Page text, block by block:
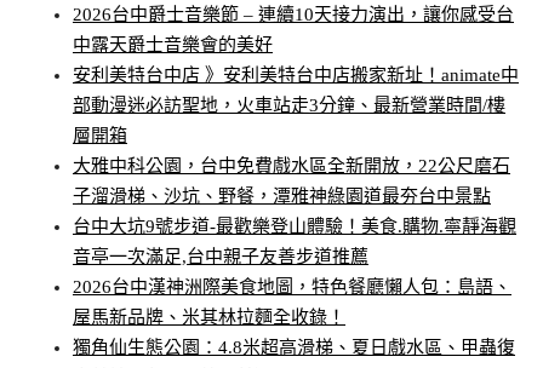
2026台中爵士音樂節 – 連續10天接力演出，讓你感受台
中露天爵士音樂會的美好
安利美特台中店 》安利美特台中店搬家新址！animate中
部動漫迷必訪聖地，火車站走3分鐘、最新營業時間/樓
層開箱
大雅中科公園，台中免費戲水區全新開放，22公尺磨石
子溜滑梯、沙坑、野餐，潭雅神綠園道最夯台中景點
台中大坑9號步道-最歡樂登山體驗！美食.購物.寧靜海觀
音亭一次滿足,台中親子友善步道推薦
2026台中漢神洲際美食地圖，特色餐廳懶人包：島語、
屋馬新品牌、米其林拉麵全收錄！
獨角仙生態公園：4.8米超高滑梯、夏日戲水區、甲蟲復